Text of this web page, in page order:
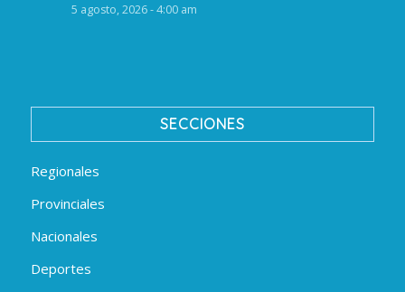
5 agosto, 2026 - 4:00 am
SECCIONES
Regionales
Provinciales
Nacionales
Deportes